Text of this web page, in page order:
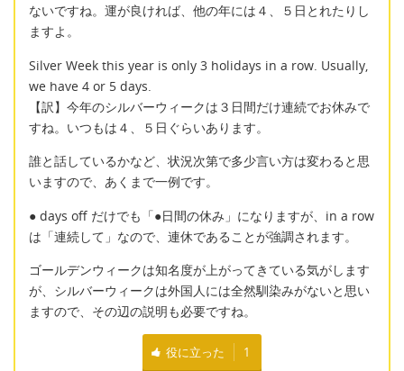
ないですね。運が良ければ、他の年には４、５日とれたりし
ますよ。
Silver Week this year is only 3 holidays in a row. Usually,
we have 4 or 5 days.
【訳】今年のシルバーウィークは３日間だけ連続でお休みで
すね。いつもは４、５日ぐらいあります。
誰と話しているかなど、状況次第で多少言い方は変わると思
いますので、あくまで一例です。
● days off だけでも「●日間の休み」になりますが、in a row
は「連続して」なので、連休であることが強調されます。
ゴールデンウィークは知名度が上がってきている気がします
が、シルバーウィークは外国人には全然馴染みがないと思い
ますので、その辺の説明も必要ですね。
役に立った 1